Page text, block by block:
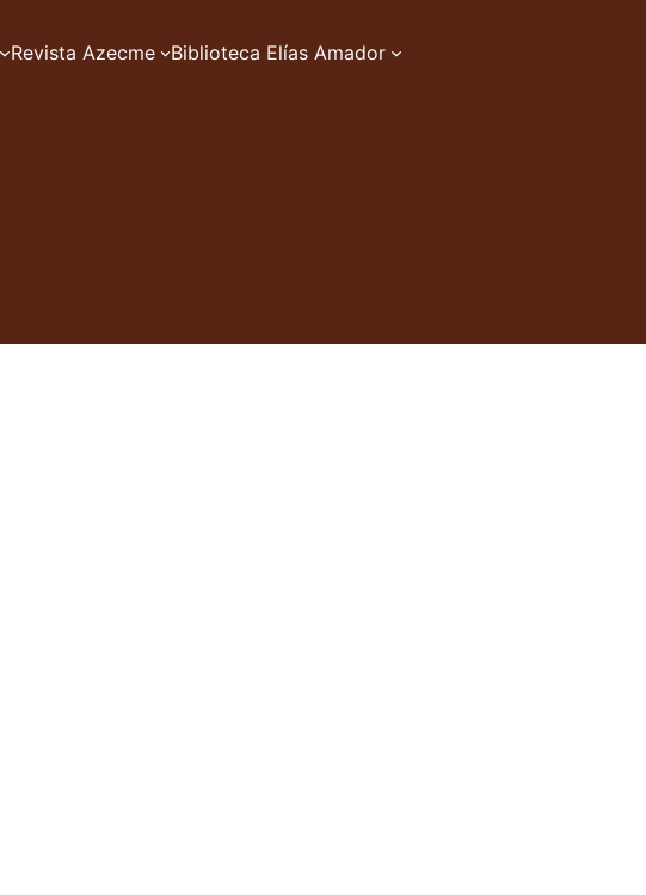
Revista Azecme Biblioteca Elías Amador